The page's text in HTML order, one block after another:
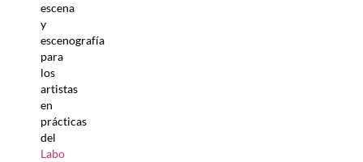
escena
y
escenografía
para
los
artistas
en
prácticas
del
Labo